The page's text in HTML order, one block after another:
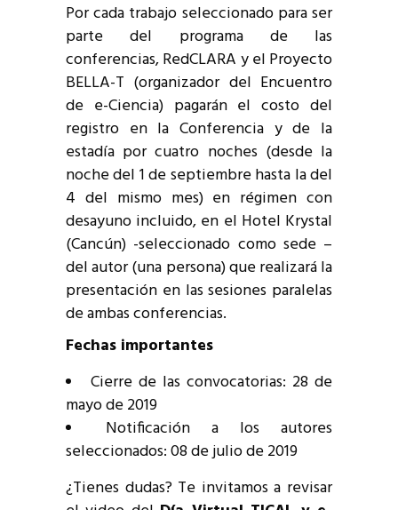
Por cada trabajo seleccionado para ser
parte del programa de las
conferencias, RedCLARA y el Proyecto
BELLA-T (organizador del Encuentro
de e-Ciencia) pagarán el costo del
registro en la Conferencia y de la
estadía por cuatro noches (desde la
noche del 1 de septiembre hasta la del
4 del mismo mes) en régimen con
desayuno incluido, en el Hotel Krystal
(Cancún) -seleccionado como sede –
del autor (una persona) que realizará la
presentación en las sesiones paralelas
de ambas conferencias.
Fechas importantes
Cierre de las convocatorias: 28 de
mayo de 2019
Notificación a los autores
seleccionados: 08 de julio de 2019
¿Tienes dudas? Te invitamos a revisar